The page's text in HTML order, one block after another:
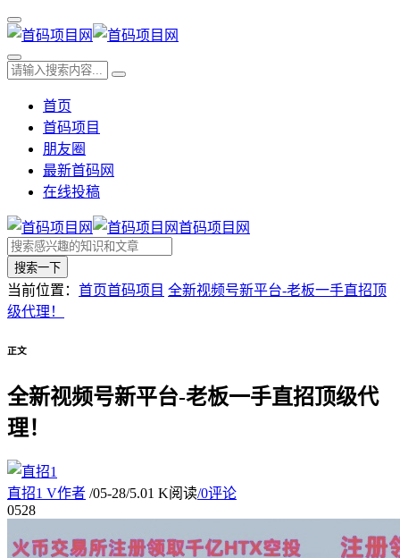
首页
首码项目
朋友圈
最新首码网
在线投稿
首码项目网
搜索一下
当前位置： 首页首码项目 全新视频号新平台-老板一手直招顶
级代理！
正文
全新视频号新平台-老板一手直招顶级代
理！
直招1 V作者 /05-28/5.01 K阅读/0评论
0528